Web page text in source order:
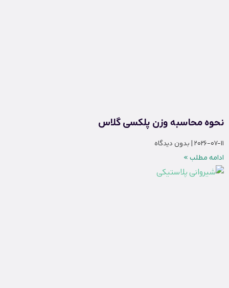
نحوه محاسبه وزن پلکسی گلاس
2026-07-11 بدون دیدگاه
ادامه مطلب »